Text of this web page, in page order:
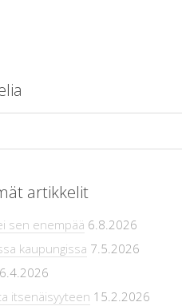
artikkelit
sen enempää 6.8.2026
kaupungissa 7.5.2026
itsenäisyyteen 15.2.2026